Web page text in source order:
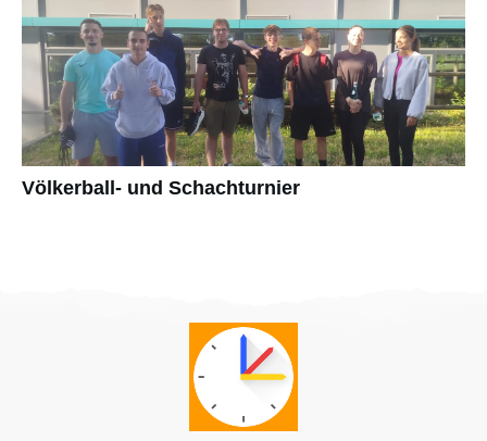
Völkerball- und Schachturnier